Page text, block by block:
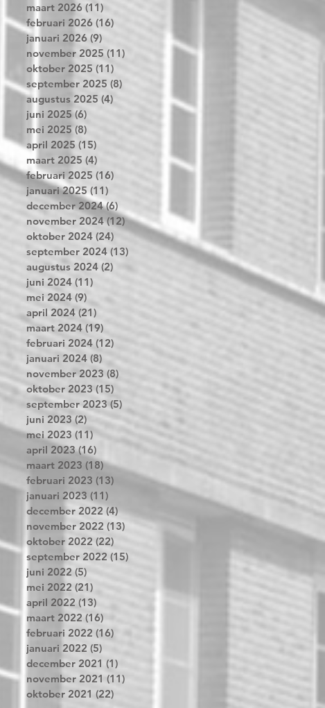
maart 2026 (11)
februari 2026 (16)
januari 2026 (9)
november 2025 (11)
oktober 2025 (11)
september 2025 (8)
augustus 2025 (4)
juni 2025 (6)
mei 2025 (8)
april 2025 (15)
maart 2025 (4)
februari 2025 (16)
januari 2025 (11)
december 2024 (6)
november 2024 (12)12 posts
oktober 2024 (24) 24 posts
september 2024 (13) 13 posts
augustus 2024 (2)
juni 2024 (11)
mei 2024 (9)
april 2024 (21)
maart 2024 (19)
februari 2024 (12)
januari 2024 (8)
november 2023 (8)
oktober 2023 (15)
september 2023 (5) 5 posts
juni 2023 (2) 2 posts
mei 2023 (11)11 posts
april 2023 (16) 16 posts
maart 2023 (18)18 posts
februari 2023 (13) 13 posts
januari 2023 (11)
december 2022 (4)4 posts
november 2022 (13) 13 posts
oktober 2022 (22)
september 2022 (15)
juni 2022 (5)
mei 2022 (21)
april 2022 (13)
maart 2022 (16)
februari 2022 (16)
januari 2022 (5)
december 2021 (1)
november 2021 (11)
oktober 2021 (22)